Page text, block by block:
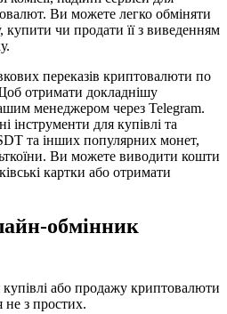
Ви можете легко обміняти
купити чи продати її з виведенням
переказів криптовалюти по
отримати докладнішу
менеджером через Telegram.
інструменти для купівлі та
та інших популярних монет,
Ви можете виводити кошти
картки або отримати
обмінник
купівлі або продажу криптовалюти
не з простих.